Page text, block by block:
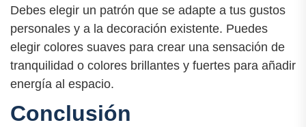
Debes elegir un patrón que se adapte a tus gustos
personales y a la decoración existente. Puedes
elegir colores suaves para crear una sensación de
tranquilidad o colores brillantes y fuertes para añadir
energía al espacio.
Conclusión